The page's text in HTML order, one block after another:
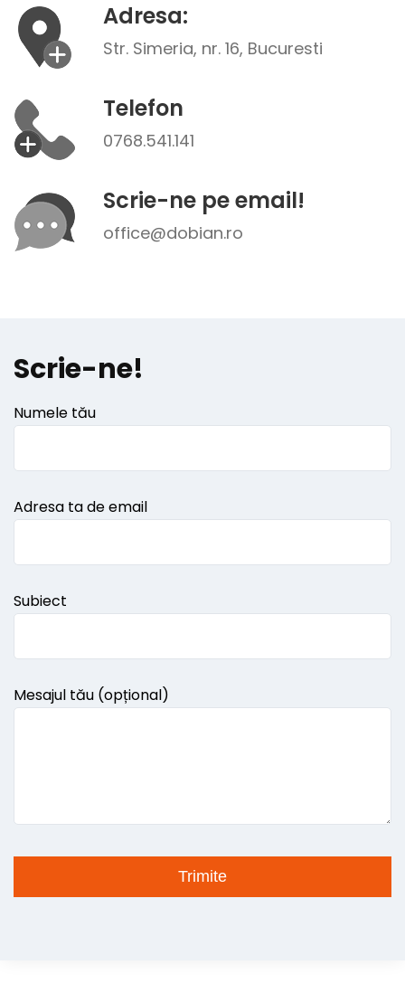
Adresa:
Str. Simeria, nr. 16, Bucuresti
Telefon
0768.541.141
Scrie-ne pe email!
office@dobian.ro
Scrie-ne!
Numele tău
Adresa ta de email
Subiect
Mesajul tău (opțional)